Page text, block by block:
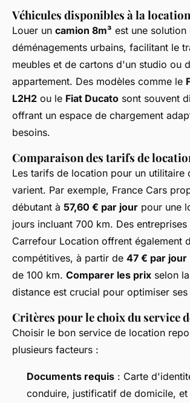
Véhicules disponibles à la location
Louer un camion 8m³ est une
déménagements urbains, facilitant le
meubles et de cartons d'un studio ou
appartement. Des modèles comme le
L2H2 ou le Fiat Ducato sont souvent
offrant un espace de chargement
besoins.
Comparaison des tarifs de
Les tarifs de location pour un utilitaire
varient. Par exemple, France Cars
débutant à 57,60 € par jour pour une
jours incluant 700 km. Des
Carrefour Location offrent également
compétitives, à partir de 47 € par jour
de 100 km. Comparer les prix selon
distance est crucial pour optimiser ses
Critères pour le choix du service
Choisir le bon service de location
plusieurs facteurs :
Documents requis : Carte
conduire, justificatif de domicile, et